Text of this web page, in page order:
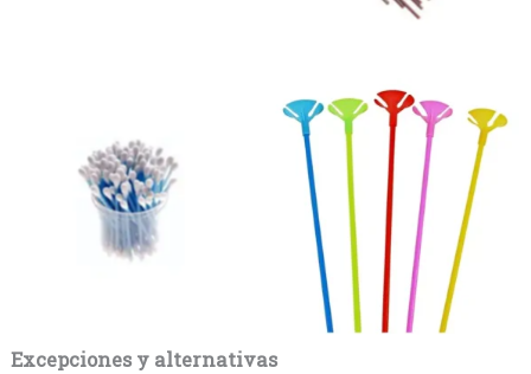
7. Copitos de mango
plástico
8. Sujetadores de globos
Excepciones y alternativas